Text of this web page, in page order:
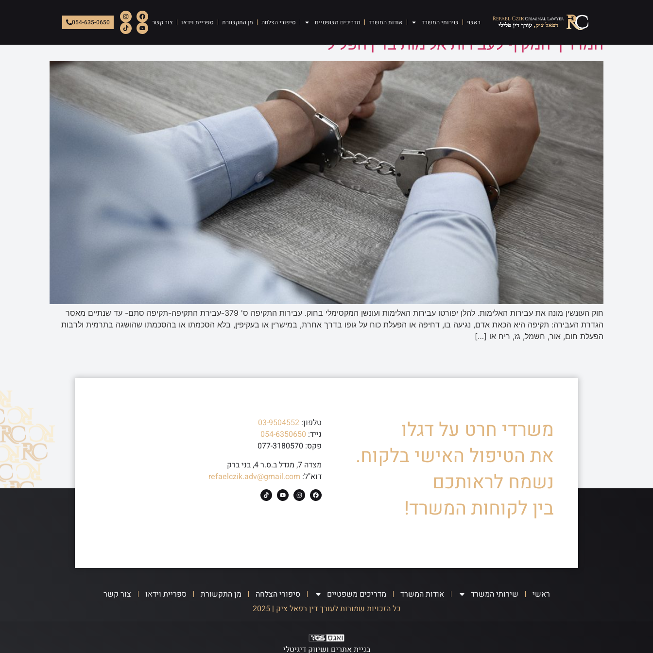
ראשי שירותי המשרד אודות המשרד מדריכים משפטיים סיפורי הצלחה מן התקשורת ספריית וידאו צור קשר 054-635-0650 תגית:תקיפה
המדריך המקיף לעבירות אלימות בדין הפלילי
חוק העונשין מונה את עבירות האלימות. להלן יפורטו עבירות האלימות ועונשן המקסימלי בחוק. עבירות התקיפה ס' 379-עבירת התקיפה-תקיפה סתם- עד שנתיים מאסר
הגדרת העבירה: תקיפה היא הכאת אדם, נגיעה בו, דחיפה או הפעלת כוח על גופו בדרך אחרת, במישרין או בעקיפין, בלא הסכמתו או בהסכמתו שהושגה בתרמית ולרבות
הפעלת חום, אור, חשמל, גז, ריח או […]
משרדי חרט על דגלו
את הטיפול האישי בלקוח.
נשמח לראותכם
בין לקוחות המשרד!
טלפון: 03-9504552
נייד: 054-6350650
פקס: 077-3180570
מצדה 7, מגדל ב.ס.ר 4, בני ברק
דוא"ל: refaelczik.adv@gmail.com
ראשי שירותי המשרד אודות המשרד מדריכים משפטיים סיפורי הצלחה מן התקשורת ספריית וידאו
צור קשר
כל הזכויות שמורות לעורך דין רפאל ציק | 2025
בניית אתרים ושיווק דיגיטלי